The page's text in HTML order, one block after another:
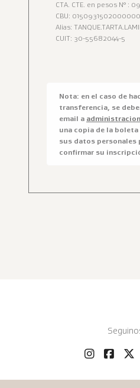
CTA. CTE. en pesos N° :
CBU:
Alias:
CUIT: 30-55682044-5
Nota: en el caso de
transferencia, se
email a
una copia de la
sus datos personales
confirmar su